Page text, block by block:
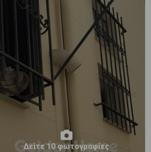
Δείτε 10 φωτογραφίες